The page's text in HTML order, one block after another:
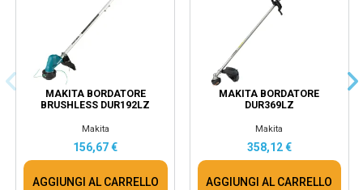
MAKITA BORDATORE
BRUSHLESS DUR192LZ
Makita
156,67 €
AGGIUNGI AL CARRELLO
MAKITA BORDATORE
DUR369LZ
Makita
358,12 €
AGGIUNGI AL CARRELLO